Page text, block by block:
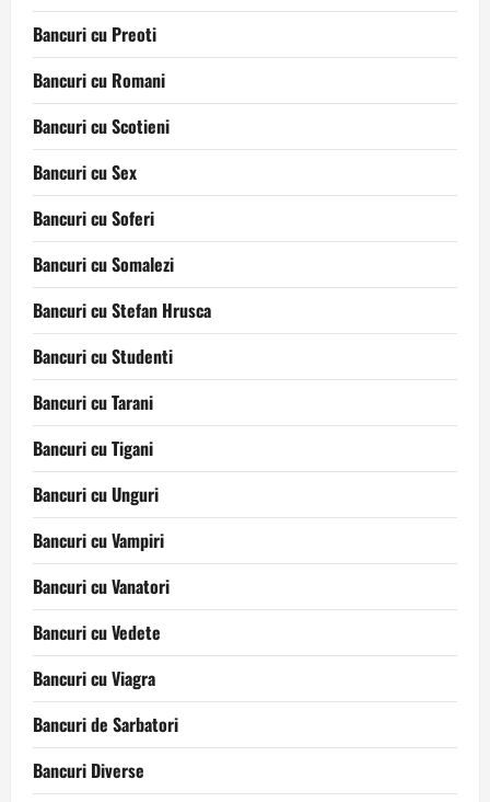
Bancuri cu Preoti
Bancuri cu Romani
Bancuri cu Scotieni
Bancuri cu Sex
Bancuri cu Soferi
Bancuri cu Somalezi
Bancuri cu Stefan Hrusca
Bancuri cu Studenti
Bancuri cu Tarani
Bancuri cu Tigani
Bancuri cu Unguri
Bancuri cu Vampiri
Bancuri cu Vanatori
Bancuri cu Vedete
Bancuri cu Viagra
Bancuri de Sarbatori
Bancuri Diverse